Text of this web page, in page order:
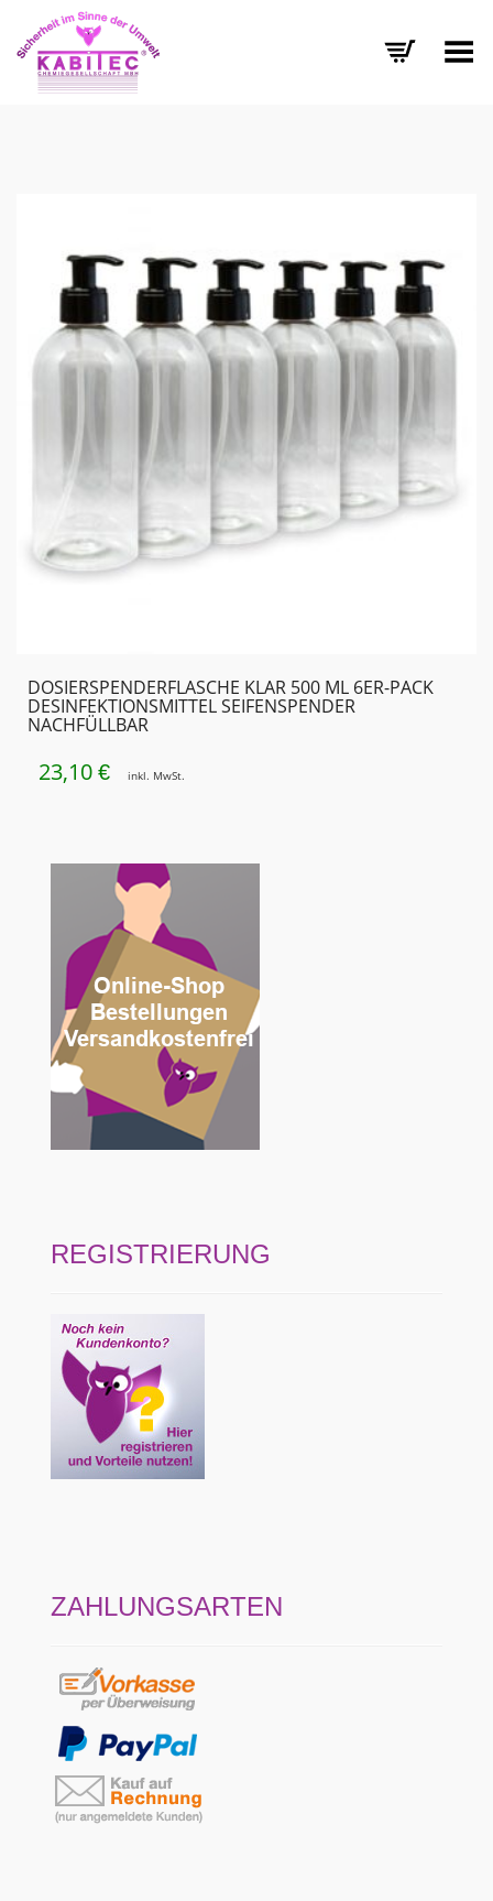
Menü umschalten
DOSIERSPENDER­FLASCHE KLAR 500 ML 6ER-PACK
DESINFEKTIONSMITTEL SEIFENSPENDER
NACHFÜLLBAR
23,10 € inkl. MwSt.
REGISTRIERUNG
ZAHLUNGSARTEN